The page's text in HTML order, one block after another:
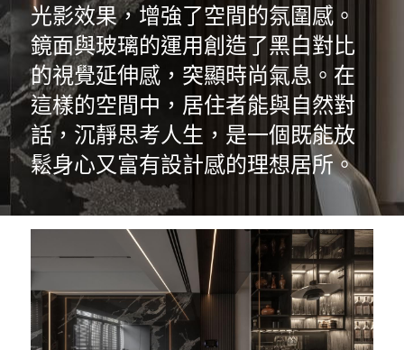
LINE諮詢
光影效果，增強了空間的氛圍感。
鏡面與玻璃的運用創造了黑白對比
的視覺延伸感，突顯時尚氣息。在
這樣的空間中，居住者能與自然對
話，沉靜思考人生，是一個既能放
鬆身心又富有設計感的理想居所。